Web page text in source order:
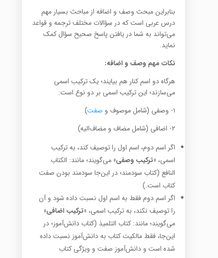
بنابراین مبحث وصف و اضافه از مباحث بسیار مهم
درس عربی است که در سؤالات مختلف ترجمه و قواعد
می‌تواند به شما در یافتن پاسخ صحیح سؤال کمک
نماید.
نکات مهم وصف و اضافه:
هرگاه دو اسم کنار هم بیایند؛ یک ترکیب اسمی
می‌سازند؛ این ترکیب اسمی بر دو نوع است:
۱- وصفی (شامل موصوف و
صفت)
۲- اضافی (شامل مضاف و مضاف‌الیه)
اگر اسم دوم، اسم اول را توصیف کند، به ترکیب
اسمی، «ترکیب وصفی» می‌گویند؛ مانند: الکتاب
النافع (کتاب سودمند؛ در این‌جا سودمند بودن صفت
کتاب است.)
اگر اسم دوم فقط به اسم اول نسبت داده شود و آن
را توصیف نکند، به ترکیب اسمی، «ترکیب اضافی»
می‌گویند؛ مانند: کتاب التلمیذ (کتاب دانش‌آموز؛ در
این‌جا، فقط مالکیت کتاب به دانش‌آموز نسبت داده
شده است و دانش‌آموز صفت و ویژگی کتاب